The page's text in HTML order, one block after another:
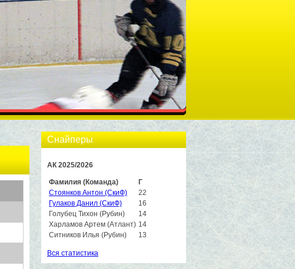
Снайперы
АК 2025/2026
Фамилия (Команда)
Г
Стоянков Антон (СкиФ)
22
Гулаков Данил (СкиФ)
16
Голубец Тихон (Рубин)
14
Харламов Артем (Атлант) 14
Ситников Илья (Рубин)
13
Вся статистика